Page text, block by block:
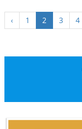
‹ 1 2 3 4